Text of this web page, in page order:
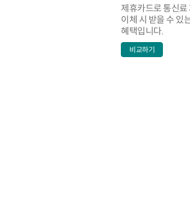
제휴카드로 통신료
이체 시 받을 수 있
혜택입니다.
비교하기